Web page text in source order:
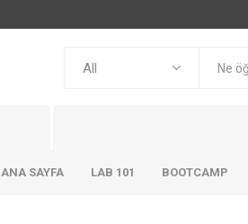
ANA SAYFA LAB 101 BOOTCAMP